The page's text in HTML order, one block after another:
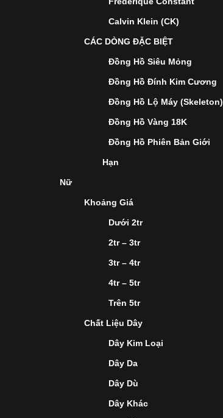
Calvin Klein (CK)
CÁC DÒNG ĐẶC BIỆT
Đồng Hồ Siêu Mỏng
Đồng Hồ Đính Kim Cương
Đồng Hồ Lộ Máy (Skeleton)
Đồng Hồ Vàng 18K
Đồng Hồ Phiên Bản Giới
Hạn
Nữ
Khoảng Giá
Dưới 2tr
2tr – 3tr
3tr – 4tr
4tr – 5tr
Trên 5tr
Chất Liệu Dây
Dây Kim Loại
Dây Da
Dây Dù
Dây Khác